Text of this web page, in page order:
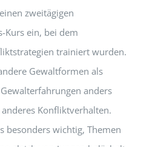
zweitägigen
Kurs ein, bei dem
trainiert wurden.
Gewaltformen als
anders
Konfliktverhalten.
besonders wichtig, Themen